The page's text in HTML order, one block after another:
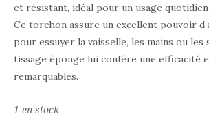
et résistant, idéal pour un usage quotidien.
Ce torchon assure un excellent pouvoir
pour essuyer la vaisselle, les mains ou les
tissage éponge lui confère une efficacité
remarquables.
1 en stock